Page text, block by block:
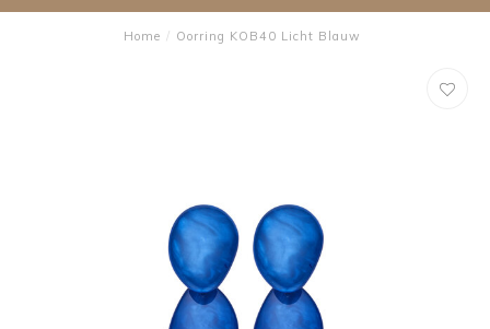
Home / Oorring KOB40 Licht Blauw